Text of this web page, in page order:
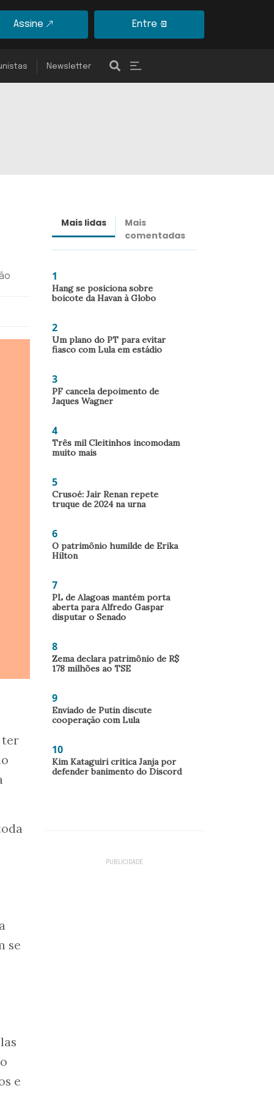
Assine Entre
Newsletter
ter
se
e
Mais lidas
Mais
comentadas
1
Hang se posiciona sobre
boicote da Havan à Globo
2
Um plano do PT para evitar
fiasco com Lula em estádio
3
PF cancela depoimento de
Jaques Wagner
4
Três mil Cleitinhos incomodam
muito mais
5
Crusoé: Jair Renan repete
truque de 2024 na urna
6
O patrimônio humilde de Erika
Hilton
7
PL de Alagoas mantém porta
aberta para Alfredo Gaspar
disputar o Senado
8
Zema declara patrimônio de R$
178 milhões ao TSE
9
Enviado de Putin discute
cooperação com Lula
10
Kim Kataguiri critica Janja por
defender banimento do Discord